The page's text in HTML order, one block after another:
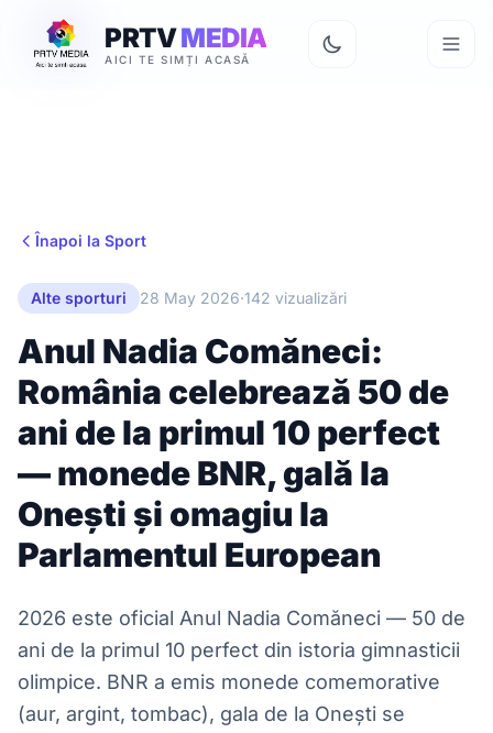
PRTVMEDIA
AICI TE SIMȚI ACASĂ
Înapoi la Sport
Alte sporturi 28 May 2026·142 vizualizări
Anul Nadia Comăneci:
România celebrează 50 de
ani de la primul 10 perfect
— monede BNR, gală la
Onești și omagiu la
Parlamentul European
2026 este oficial Anul Nadia Comăneci — 50 de
ani de la primul 10 perfect din istoria gimnasticii
olimpice. BNR a emis monede comemorative
(aur, argint, tombac), gala de la Onești se